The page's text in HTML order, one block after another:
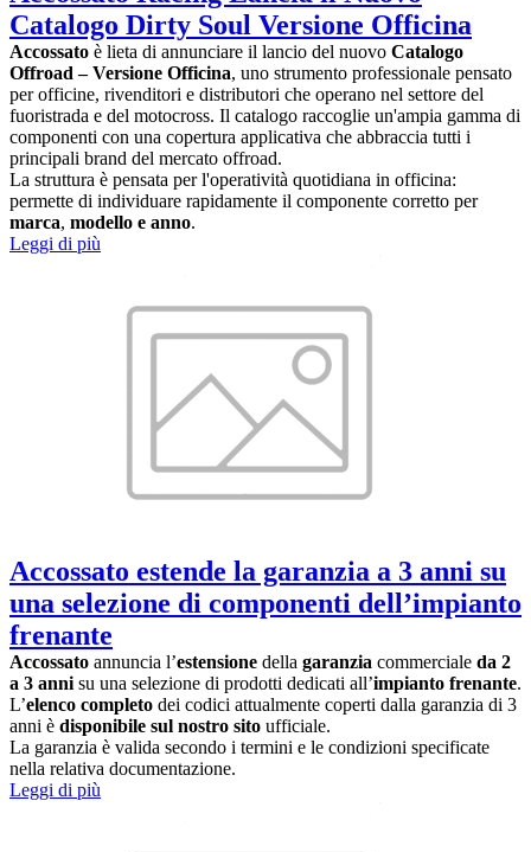
Catalogo Dirty Soul Versione Officina
Accossato è lieta di annunciare il lancio del nuovo Catalogo
Offroad – Versione Officina, uno strumento professionale pensato
per officine, rivenditori e distributori che operano nel settore del
fuoristrada e del motocross. Il catalogo raccoglie un'ampia gamma di
componenti con una copertura applicativa che abbraccia tutti i
principali brand del mercato offroad.
La struttura è pensata per l'operatività quotidiana in officina:
permette di individuare rapidamente il componente corretto per
marca, modello e anno.
Leggi di più
Accossato estende la garanzia a 3 anni su
una selezione di componenti dell’impianto
frenante
Accossato annuncia l’estensione della garanzia commerciale da 2
a 3 anni su una selezione di prodotti dedicati all’impianto frenante.
L’elenco completo dei codici attualmente coperti dalla garanzia di 3
anni è disponibile sul nostro sito ufficiale.
La garanzia è valida secondo i termini e le condizioni specificate
nella relativa documentazione.
Leggi di più